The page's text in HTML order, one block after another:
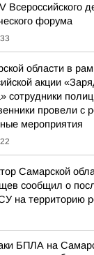
Всероссийского
форума
области в
акции
сотрудники
провели с
мероприятия
Самарской
сообщил о
на территорию
БПЛА на